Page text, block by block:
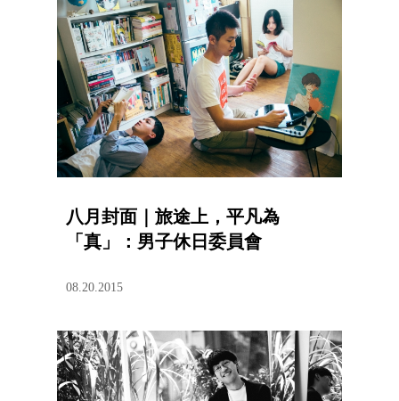
八月封面｜旅途上，平凡為
「真」：男子休日委員會
08.20.2015